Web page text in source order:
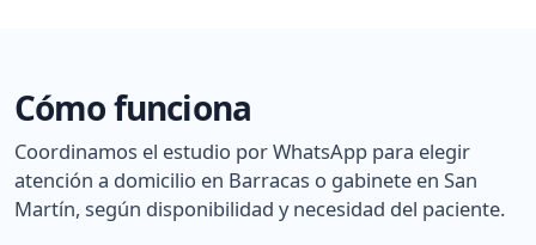
Cómo funciona
Coordinamos el estudio por WhatsApp para elegir
atención a domicilio en Barracas o gabinete en San
Martín, según disponibilidad y necesidad del paciente.